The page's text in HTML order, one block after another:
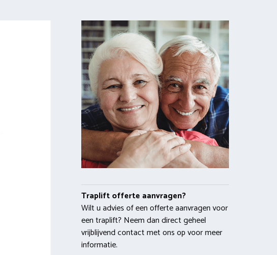
Traplift offerte aanvragen?
Wilt u advies of een offerte aanvragen voor
een traplift? Neem dan direct geheel
vrijblijvend contact met ons op voor meer
informatie.